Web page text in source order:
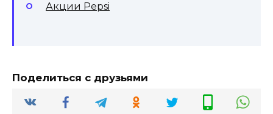
Акции Pepsi
Поделиться с друзьями